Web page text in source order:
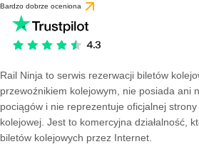
Bardzo dobrze oceniona
Rail Ninja to serwis rezerwacji biletów
przewoźnikiem kolejowym, nie posiada ani
pociągów i nie reprezentuje oficjalnej
kolejowej. Jest to komercyjna działalność,
biletów kolejowych przez Internet.